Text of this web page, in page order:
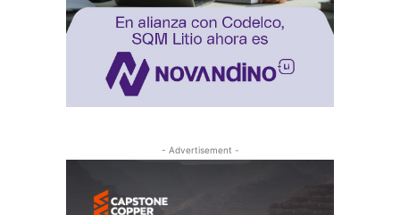
- Advertisement -